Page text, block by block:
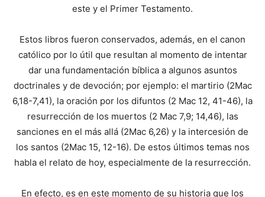
este y el Primer Testamento.
Estos libros fueron conservados, además, en el canon
católico por lo útil que resultan al momento de intentar
dar una fundamentación bíblica a algunos asuntos
doctrinales y de devoción; por ejemplo: el martirio (2Mac
6,18-7,41), la oración por los difuntos (2 Mac 12, 41-46), la
resurrección de los muertos (2 Mac 7,9; 14,46), las
sanciones en el más allá (2Mac 6,26) y la intercesión de
los santos (2Mac 15, 12-16). De estos últimos temas nos
habla el relato de hoy, especialmente de la resurrección.
En efecto, es en este momento de su historia que los